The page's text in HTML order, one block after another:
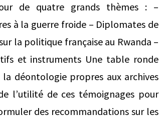
de quatre grands thèmes : –
à la guerre froide – Diplomates de
la politique française au Rwanda –
et instruments Une table ronde
déontologie propres aux archives
l’utilité de ces témoignages pour
des recommandations sur les